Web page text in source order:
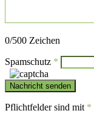
0/500 Zeichen
Spamschutz *
Pflichtfelder sind mit *